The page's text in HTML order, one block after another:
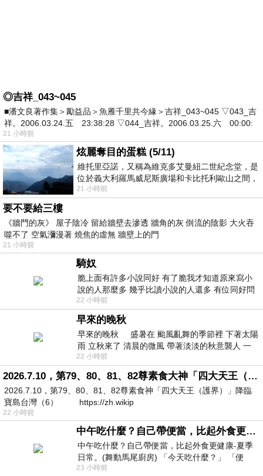
◎吉祥_043~045
■潘文良著作集＞勵益品＞魚雁千里共今緣＞吉祥_043~045 ▽043_吉
祥。2006.03.24.五 23:38:28 ▽044_吉祥。2006.03.25.六 00:00:
21 小時前
炫麗奪目的蛋糕 (5/11)
維托里亞諾，又稱為維克多艾曼紐二世紀念堂，是
位於義大利羅馬威尼斯廣場和卡比托利歐山之間，
用以紀念統一義大利統一後的的第一位國
21 小時前
要不要給三樓
《牆門的灰》 屋子陰冷 留給牆壁去滲透 牆角的灰 倒流的陰影 大火吞
噬不了 空氣瀰漫著 燒焦的虛無 牆壁上的門
21 小時前
騎奴
脆上面有許多小說同好 有了脆我才知道原來寫小
說的人那麼多 幾乎比讀小說的人還多 有位同好問
了一個問題 她說為什麼高中文學獎的
22 小時前
早來的晚秋
早來的晚秋 盛暑在 颱風亂舞的季節裡 下著太陽
雨 立秋來了 清晨的微風 帶著淡淡的秋意襲人 一
下子 又被赤
22 小時前
2026.7.10，第79、80、81、82尊素食大神「四大天王（護界）」降臨寶島台灣（6）
2026.7.10，第79、80、81、82尊素食神「四大天王（護界）」降臨
寶島台灣（6） https://zh.wikip
22 小時前
中午吃什麼？自己帶便當，比起外食更健康-夏季日常。(舞動馬尾廚房)
中午吃什麼？自己帶便當，比起外食更健康-夏季
日常。(舞動馬尾廚房) 「今天吃什麼？」 「便
當？麵？還是炒飯？」 每天都在選擇
23 小時前